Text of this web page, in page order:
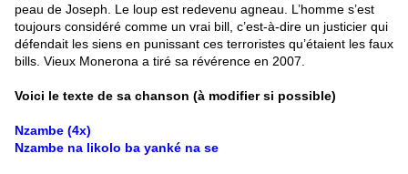
peau de Joseph. Le loup est redevenu agneau. L’homme s’est
toujours considéré comme un vrai bill, c’est-à-dire un justicier qui
défendait les siens en punissant ces terroristes qu’étaient les faux
bills. Vieux Monerona a tiré sa révérence en 2007.
Voici le texte de sa chanson (à modifier si possible)
Nzambe (4x)
Nzambe na likolo ba yanké na se